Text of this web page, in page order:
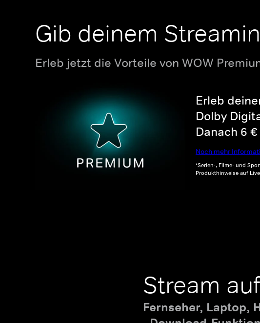
Gib deinem
Erleb jetzt die Vorteile von WOW
Erleb
Dolby
Danach 6
Noch mehr
*Serien-, Filme- und
Produkthinweise auf
Stream
Fernseher, Laptop,